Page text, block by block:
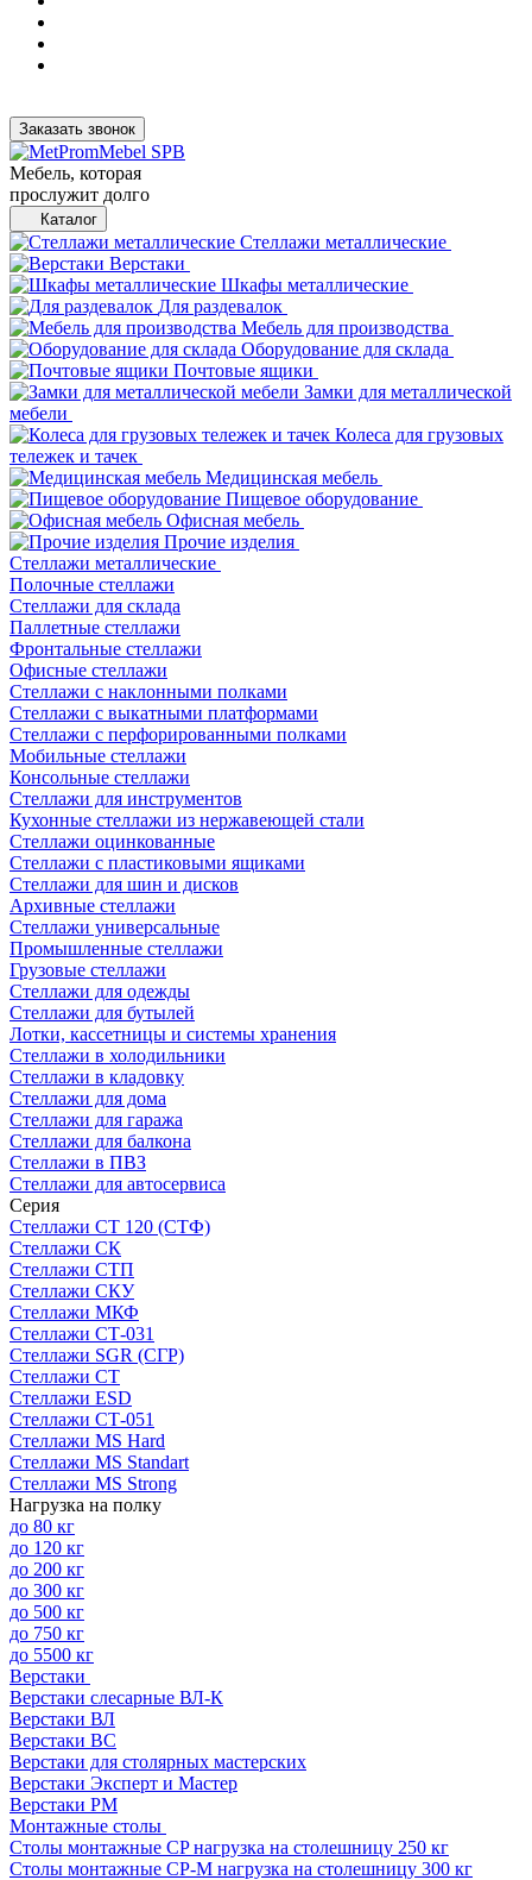
Заказать звонок
Мебель, которая
прослужит долго
Каталог
Стеллажи металлические
Верстаки
Шкафы металлические
Для раздевалок
Мебель для производства
Оборудование для склада
Почтовые ящики
Замки для металлической
мебели
Колеса для грузовых
тележек и тачек
Медицинская мебель
Пищевое оборудование
Офисная мебель
Прочие изделия
Стеллажи металлические
Полочные стеллажи
Стеллажи для склада
Паллетные стеллажи
Фронтальные стеллажи
Офисные стеллажи
Стеллажи с наклонными полками
Стеллажи с выкатными платформами
Стеллажи с перфорированными полками
Мобильные стеллажи
Консольные стеллажи
Стеллажи для инструментов
Кухонные стеллажи из нержавеющей стали
Стеллажи оцинкованные
Стеллажи с пластиковыми ящиками
Стеллажи для шин и дисков
Архивные стеллажи
Стеллажи универсальные
Промышленные стеллажи
Грузовые стеллажи
Стеллажи для одежды
Стеллажи для бутылей
Лотки, кассетницы и системы хранения
Стеллажи в холодильники
Стеллажи в кладовку
Стеллажи для дома
Стеллажи для гаража
Стеллажи для балкона
Стеллажи в ПВЗ
Стеллажи для автосервиса
Серия
Стеллажи СТ 120 (СТФ)
Стеллажи СК
Стеллажи СТП
Стеллажи СКУ
Стеллажи МКФ
Стеллажи СТ-031
Стеллажи SGR (СГР)
Стеллажи СТ
Стеллажи ESD
Стеллажи СТ-051
Стеллажи MS Hard
Стеллажи MS Standart
Стеллажи MS Strong
Нагрузка на полку
до 80 кг
до 120 кг
до 200 кг
до 300 кг
до 500 кг
до 750 кг
до 5500 кг
Верстаки
Верстаки слесарные ВЛ-К
Верстаки ВЛ
Верстаки ВС
Верстаки для столярных мастерских
Верстаки Эксперт и Мастер
Верстаки РМ
Монтажные столы
Столы монтажные СP нагрузка на столешницу 250 кг
Столы монтажные СР-М нагрузка на столешницу 300 кг